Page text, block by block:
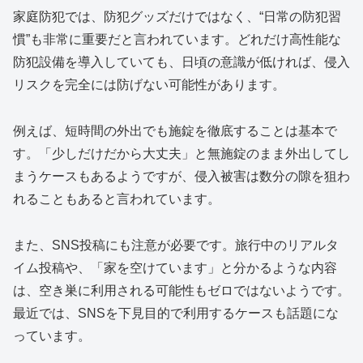
家庭防犯では、防犯グッズだけではなく、“日常の防犯習
慣”も非常に重要だと言われています。どれだけ高性能な
防犯設備を導入していても、日頃の意識が低ければ、侵入
リスクを完全には防げない可能性があります。
例えば、短時間の外出でも施錠を徹底することは基本で
す。「少しだけだから大丈夫」と無施錠のまま外出してし
まうケースもあるようですが、侵入被害は数分の隙を狙わ
れることもあると言われています。
また、SNS投稿にも注意が必要です。旅行中のリアルタ
イム投稿や、「家を空けています」と分かるような内容
は、空き巣に利用される可能性もゼロではないようです。
最近では、SNSを下見目的で利用するケースも話題にな
っています。